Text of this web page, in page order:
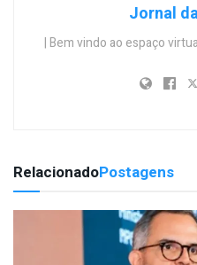
Jornal
| Bem vindo ao espaço
RelacionadoPostagens